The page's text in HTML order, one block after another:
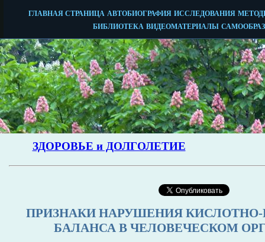
ПРИЗНАКИ НАРУШЕНИЯ
БАЛАНСА В ЧЕЛОВЕЧЕСКОМ